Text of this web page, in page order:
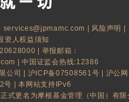
services@jpmamc.com 风险声明
资人权益须知
| 举报邮箱：
| 中国证监会热线:12386
公司 | 沪ICP备07508561号
沪公网
号
| 本网站支持IPv6
式更名为摩根基金管理（中国）有